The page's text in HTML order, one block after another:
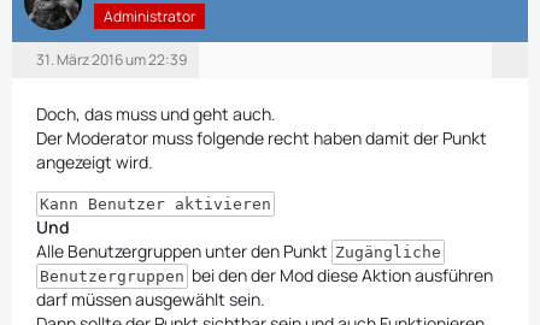
Administrator
31. März 2016 um 22:39
Doch, das muss und geht auch.
Der Moderator muss folgende recht haben damit der Punkt
angezeigt wird.
Kann Benutzer aktivieren
Und
Alle Benutzergruppen unter den Punkt Zugängliche
Benutzergruppen bei den der Mod diese Aktion ausführen
darf müssen ausgewählt sein.